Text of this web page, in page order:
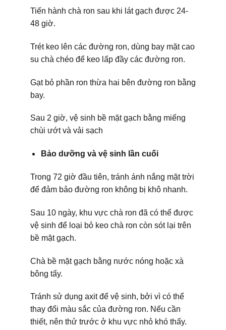
Tiến hành chà ron sau khi lát gạch được 24-
48 giờ.
Trét keo lên các đường ron, dùng bay mặt cao
su chà chéo để keo lấp đầy các đường ron.
Gạt bỏ phần ron thừa hai bên đường ron bằng
bay.
Sau 2 giờ, vệ sinh bề mặt gạch bằng miếng
chùi ướt và vải sạch
Bảo dưỡng và vệ sinh lần cuối
Trong 72 giờ đầu tiên, tránh ánh nắng mặt trời
để đảm bảo đường ron không bị khô nhanh.
Sau 10 ngày, khu vực chà ron đã có thể được
vệ sinh để loại bỏ keo chà ron còn sót lại trên
bề mặt gạch.
Chà bề mặt gạch bằng nước nóng hoặc xà
bông tẩy.
Tránh sử dụng axit để vệ sinh, bởi vì có thể
thay đổi màu sắc của đường ron. Nếu cần
thiết, nên thử trước ở khu vực nhỏ khó thấy.